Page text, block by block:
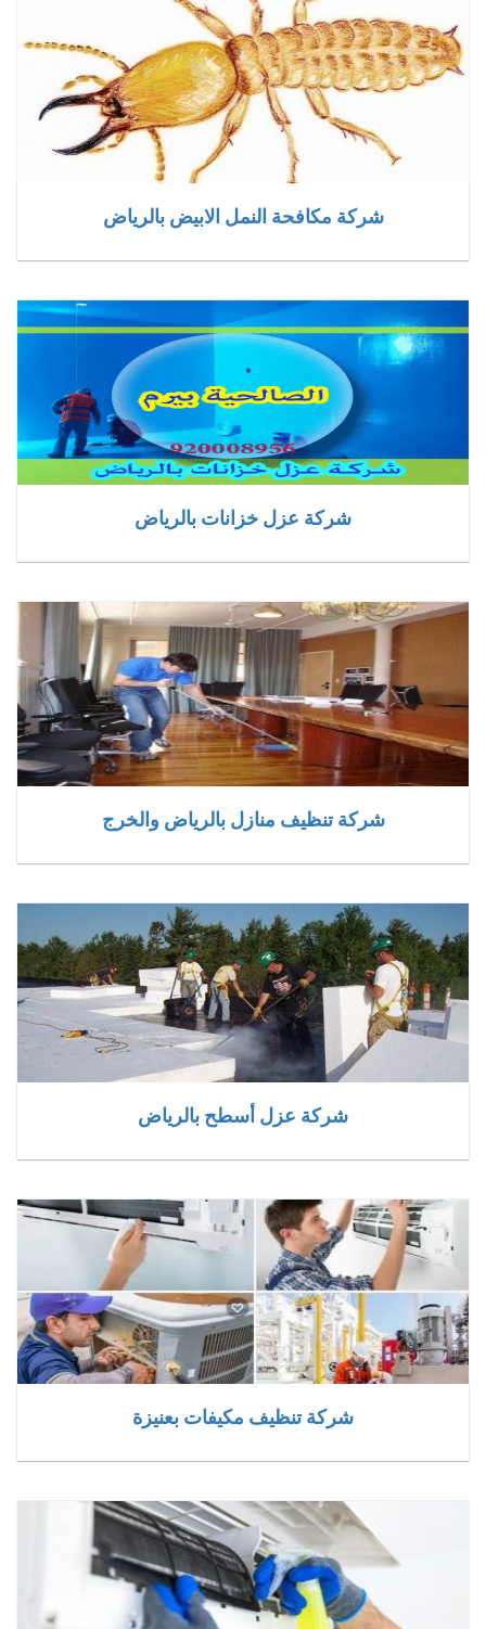
شركة مكافحة النمل الابيض بالرياض
شركة عزل خزانات بالرياض
شركة تنظيف منازل بالرياض والخرج
شركة عزل أسطح بالرياض
شركة تنظيف مكيفات بعنيزة